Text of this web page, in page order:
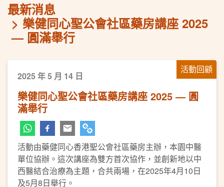
最新消息
樂健同心聖公會社區藥房講座 2025
— 圓滿舉行
活動回顧
2025 年 5 月 14 日
樂健同心聖公會社區藥房講座 2025 — 圓
滿舉行
活動由藥健同心香港聖公會社區藥房主辦，本園中醫
單位協辦。這次講座為雙方首次協作，並創新地以中
西醫結合治療為主題，合共兩場，在2025年4月10日
及5月8日舉行。